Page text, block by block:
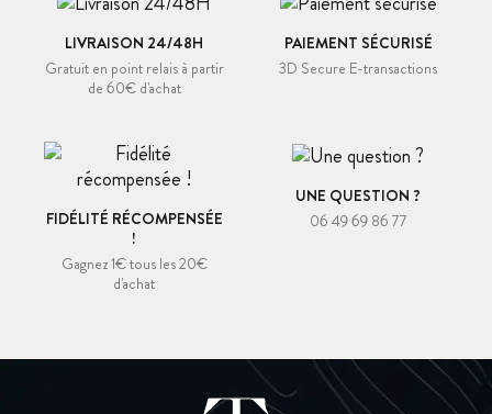
LIVRAISON 24/48H
Gratuit en point relais à partir
de 60€ d'achat
PAIEMENT SÉCURISÉ
3D Secure E-transactions
FIDÉLITÉ RÉCOMPENSÉE
!
Gagnez 1€ tous les 20€
d'achat
UNE QUESTION ?
06 49 69 86 77